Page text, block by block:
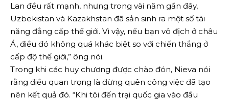
Lan đều rất mạnh, nhưng trong vài năm gần đây,
Uzbekistan và Kazakhstan đã sản sinh ra một số tài
năng đẳng cấp thế giới. Vì vậy, nếu bạn vô địch ở châu
Á, điều đó không quá khác biệt so với chiến thắng ở
cấp độ thế giới,” ông nói.
Trong khi các huy chương được chào đón, Nieva nói
rằng điều quan trọng là đừng quên công việc đã tạo
nên kết quả đó. “Khi tôi đến trại quốc gia vào đầu